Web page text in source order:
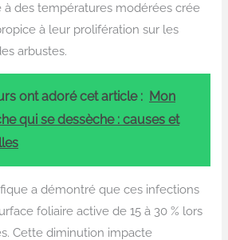
à des températures modérées crée
à leur prolifération sur les
arbustes.
ont adoré cet article : Mon
qui se dessèche : causes et
a démontré que ces infections
foliaire active de 15 à 30 % lors
Cette diminution impacte